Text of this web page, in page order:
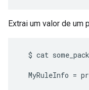
Extrai um valor de um
$ cat
MyRuleInfo =